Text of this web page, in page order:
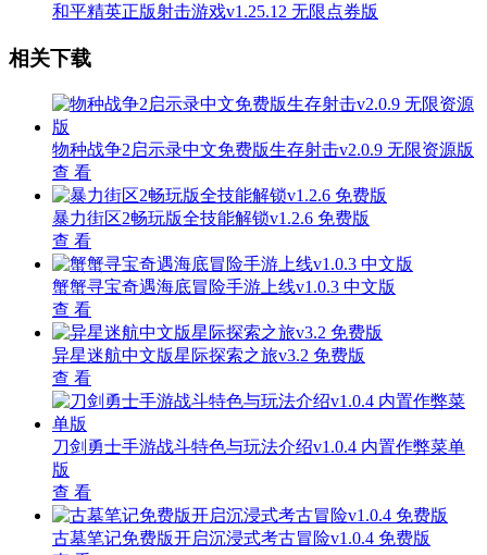
和平精英正版射击游戏v1.25.12 无限点券版
相关下载
物种战争2启示录中文免费版生存射击v2.0.9 无限资源版
查 看
暴力街区2畅玩版全技能解锁v1.2.6 免费版
查 看
蟹蟹寻宝奇遇海底冒险手游上线v1.0.3 中文版
查 看
异星迷航中文版星际探索之旅v3.2 免费版
查 看
刀剑勇士手游战斗特色与玩法介绍v1.0.4 内置作弊菜单
版
查 看
古墓笔记免费版开启沉浸式考古冒险v1.0.4 免费版